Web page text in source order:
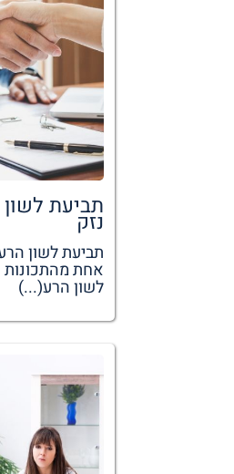
תביעת
נזק
תביעת לשון
אחת מהתכונות
לשון הרע(...)